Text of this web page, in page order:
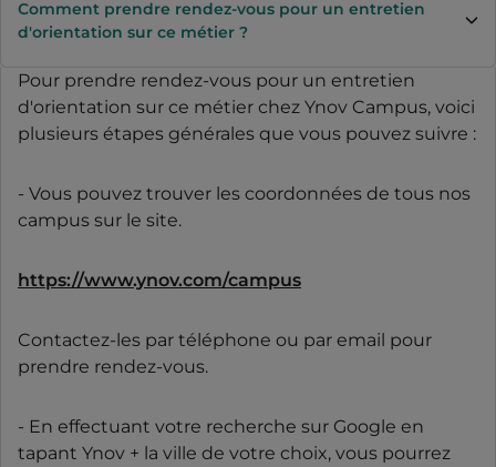
Comment prendre rendez-vous pour un entretien
d'orientation sur ce métier ?
Pour prendre rendez-vous pour un entretien
d'orientation sur ce métier chez Ynov Campus, voici
plusieurs étapes générales que vous pouvez suivre :
- Vous pouvez trouver les coordonnées de tous nos
campus sur le site.
https://www.ynov.com/campus
Contactez-les par téléphone ou par email pour
prendre rendez-vous.
- En effectuant votre recherche sur Google en
tapant Ynov + la ville de votre choix, vous pourrez